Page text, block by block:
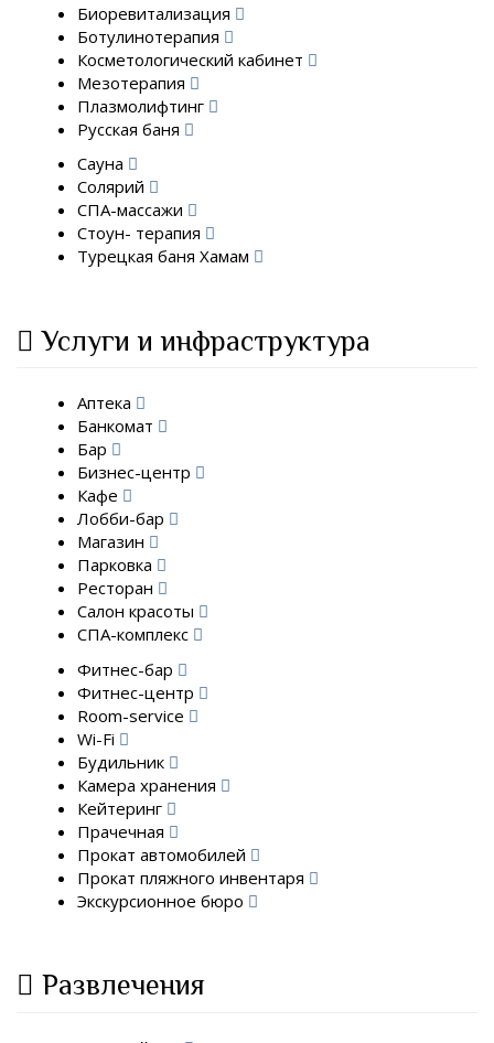
Биоревитализация
Ботулинотерапия
Косметологический кабинет
Мезотерапия
Плазмолифтинг
Русская баня
Сауна
Солярий
СПА-массажи
Стоун- терапия
Турецкая баня Хамам
Услуги и инфраструктура
Аптека
Банкомат
Бар
Бизнес-центр
Кафе
Лобби-бар
Магазин
Парковка
Ресторан
Салон красоты
СПА-комплекс
Фитнес-бар
Фитнес-центр
Room-service
Wi-Fi
Будильник
Камера хранения
Кейтеринг
Прачечная
Прокат автомобилей
Прокат пляжного инвентаря
Экскурсионное бюро
Развлечения